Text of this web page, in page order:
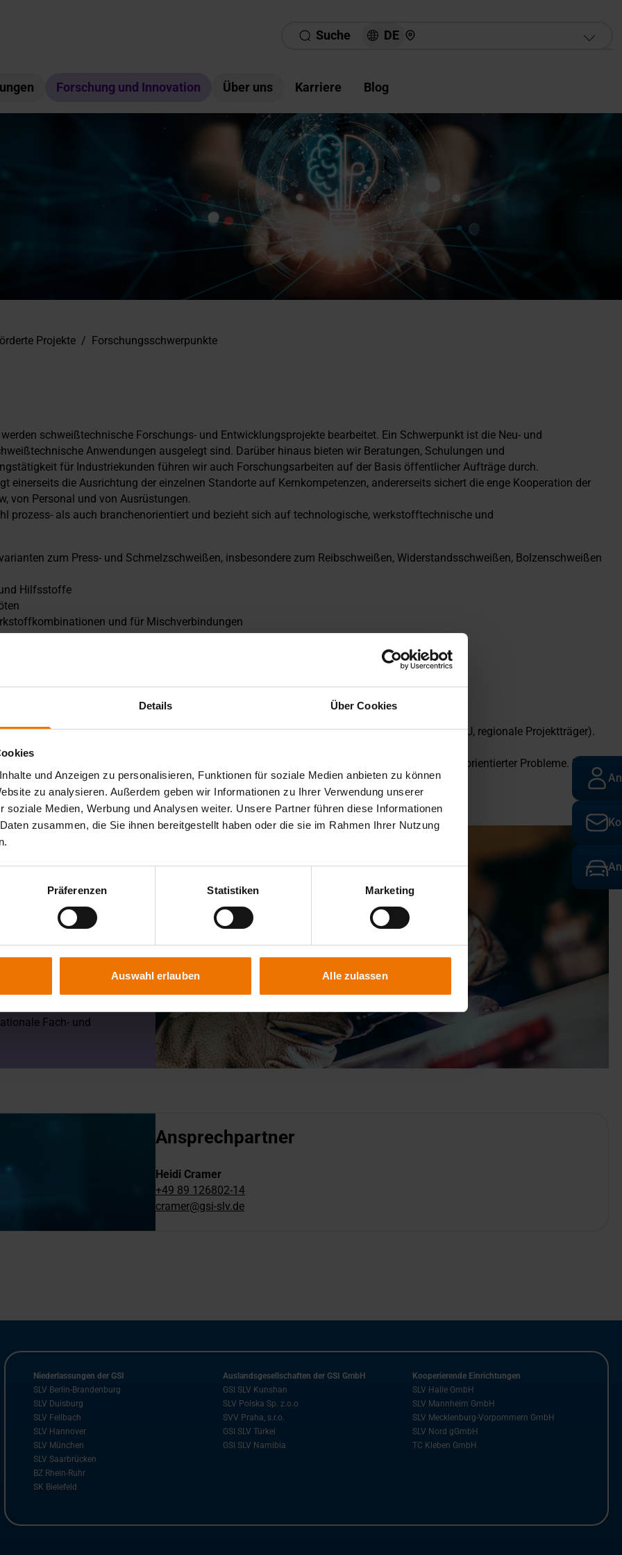
Details Über Cookies
und Anzeigen zu personalisieren, Funktionen für soziale Medien anbieten zu können
zu analysieren. Außerdem geben wir Informationen zu Ihrer Verwendung unserer
soziale Medien, Werbung und Analysen weiter. Unsere Partner führen diese Informationen
zusammen, die Sie ihnen bereitgestellt haben oder die sie im Rahmen Ihrer Nutzung
Präferenzen Statistiken Marketing
Auswahl erlauben Alle zulassen
Suche DE Hier finden Sie uns
Forschung und Innovation Über uns Karriere Blog
Projekte / Forschungsschwerpunkte
schweißtechnische Forschungs- und Entwicklungsprojekte bearbeitet. Ein Schwerpunkt ist die Neu- und
Anwendungen ausgelegt sind. Darüber hinaus bieten wir Beratungen, Schulungen und
für Industriekunden führen wir auch Forschungsarbeiten auf der Basis öffentlicher Aufträge durch.
einerseits die Ausrichtung der einzelnen Standorte auf Kernkompetenzen, andererseits sichert die enge Kooperation der
von Personal und von Ausrüstungen.
prozess- als auch branchenorientiert und bezieht sich auf technologische, werkstofftechnische und
zum Press- und Schmelzschweißen, insbesondere zum Reibschweißen, Widerstandsschweißen, Bolzenschweißen
Hilfsstoffe
und für Mischverbindungen
im Bereich der öffentlich geförderten Forschungsprojekte (z.B. BMBF, BMWE, EU, regionale Projektträger).
Projekte und ca. 50 Industrieprojekte.
internationalen Gremien durchgeführt. Der Schwerpunkt liegt dabei auf der Lösung praxisorientierter Probleme. In der
schweißtechnische Probleme für Unternehmen.
haben wir ein umfangreiches Know-how aufgebaut.
den
mit Maßnahmen wie der
in die Kerngeschäfte
internationalen
sowie Unterlagen
Die
der regionalen
die
Fach- und
Ansprechpartner
Heidi Cramer
+49 89 126802-14
cramer@gsi-slv.de
Niederlassungen der GSI
SLV Berlin-Brandenburg
SLV Duisburg
SLV Fellbach
SLV Hannover
SLV München
SLV Saarbrücken
BZ Rhein-Ruhr
SK Bielefeld
Auslandsgesellschaften der GSI GmbH
GSI SLV Kunshan
SLV Polska Sp. z.o.o
SVV Praha, s.r.o.
GSI SLV Türkei
GSI SLV Namibia
Kooperierende Einrichtungen
SLV Halle GmbH
SLV Mannheim GmbH
SLV Mecklenburg-Vorpommern GmbH
SLV Nord gGmbH
TC Kleben GmbH